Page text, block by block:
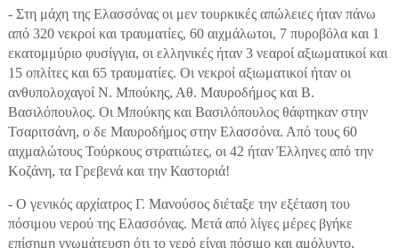
- Στη μάχη της Ελασσόνας οι μεν τουρκικές απώλειες ήταν πάνω
από 320 νεκροί και τραυματίες, 60 αιχμάλωτοι, 7 πυροβόλα και 1
εκατομμύριο φυσίγγια, οι ελληνικές ήταν 3 νεαροί αξιωματικοί και
15 οπλίτες και 65 τραυματίες. Οι νεκροί αξιωματικοί ήταν οι
ανθυπολοχαγοί Ν. Μπούκης, Αθ. Μαυροδήμος και Β.
Βασιλόπουλος. Οι Μπούκης και Βασιλόπουλος θάφτηκαν στην
Τσαριτσάνη, ο δε Μαυροδήμος στην Ελασσόνα. Από τους 60
αιχμαλώτους Τούρκους στρατιώτες, οι 42 ήταν Έλληνες από την
Κοζάνη, τα Γρεβενά και την Καστοριά!
- Ο γενικός αρχίατρος Γ. Μανούσος διέταξε την εξέταση του
πόσιμου νερού της Ελασσόνας. Μετά από λίγες μέρες βγήκε
επίσημη γνωμάτευση ότι το νερό είναι πόσιμο και αμόλυντο,